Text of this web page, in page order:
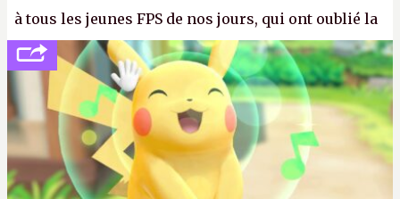
à tous les jeunes FPS de nos jours, qui ont oublié la
politesse et le respect envers leurs joueurs et les
anciens. Il leur faudrait une bonne guerre des
consoles à ces petits cons !